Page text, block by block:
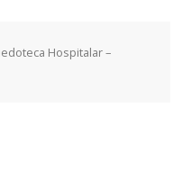
Hospitalar –